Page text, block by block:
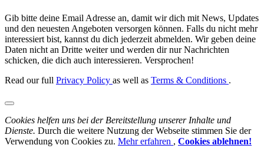
Gib bitte deine Email Adresse an, damit wir dich mit News, Updates
und den neuesten Angeboten versorgen können. Falls du nicht mehr
interessiert bist, kannst du dich jederzeit abmelden. Wir geben deine
Daten nicht an Dritte weiter und werden dir nur Nachrichten
schicken, die dich auch interessieren. Versprochen!
Read our full Privacy Policy as well as Terms & Conditions .
Cookies helfen uns bei der Bereitstellung unserer Inhalte und
Dienste. Durch die weitere Nutzung der Webseite stimmen Sie der
Verwendung von Cookies zu. Mehr erfahren , Cookies ablehnen!